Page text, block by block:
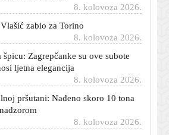
zabio za Torino
8. kolovoza 2026.
Zagrepčanke su ove subote
ljetna elegancija
8. kolovoza 2026.
pršutani: Nađeno skoro 10 tona
Pogledajte kako je Lokomotiva